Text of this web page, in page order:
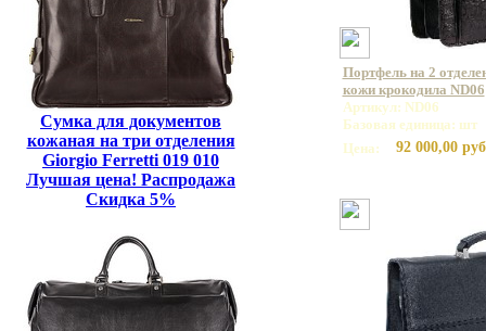
Сумка для документов
кожаная на три отделения
Giorgio Ferretti 019 010
Лучшая цена! Распродажа
Скидка 5%
Портфель на 2
кожи крокодила ND06
Артикул: ND06
Базовая единица: шт
Цена:
92 000,00